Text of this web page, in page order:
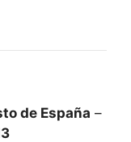
de España –